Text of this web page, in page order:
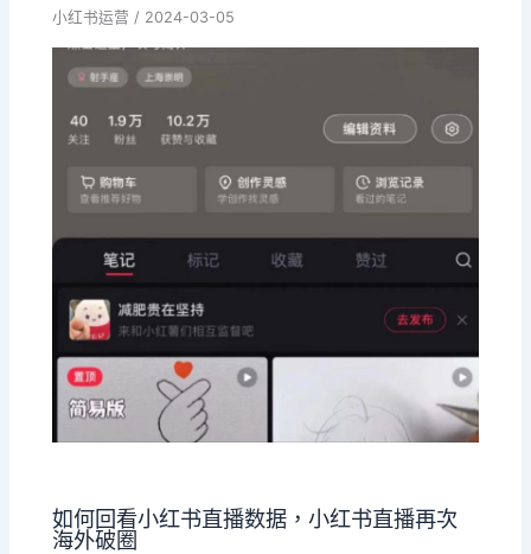
小红书运营 / 2024-03-05
如何回看小红书直播数据，小红书直播再次
海外破圈